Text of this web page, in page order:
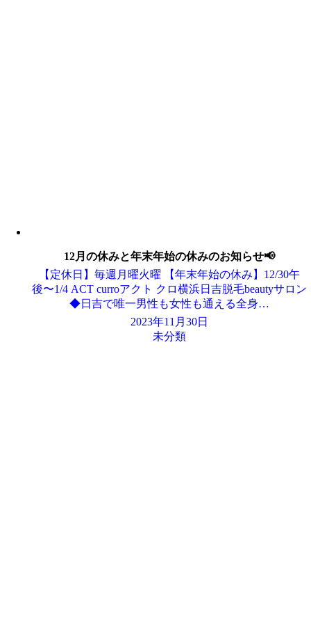
12月の休みと年末年始の休みのお知らせ📢
【定休日】毎週月曜火曜 【年末年始の休み】12/30午
後〜1/4 ACT curroアクト クロ横浜日吉脱毛beautyサロン
◆日吉で唯一男性も女性も通える全身…
2023年11月30日
未分類